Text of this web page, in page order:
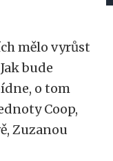
mělo vyrůst
bude
o tom
Coop,
Zuzanou